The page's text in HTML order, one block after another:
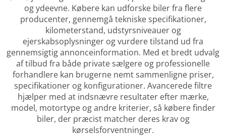
og ydeevne. Købere kan udforske biler fra flere
producenter, gennemgå tekniske specifikationer,
kilometerstand, udstyrsniveauer og
ejerskabsoplysninger og vurdere tilstand ud fra
gennemsigtig annonceinformation. Med et bredt udvalg
af tilbud fra både private sælgere og professionelle
forhandlere kan brugerne nemt sammenligne priser,
specifikationer og konfigurationer. Avancerede filtre
hjælper med at indsnævre resultater efter mærke,
model, motortype og andre kriterier, så købere finder
biler, der præcist matcher deres krav og
kørselsforventninger.